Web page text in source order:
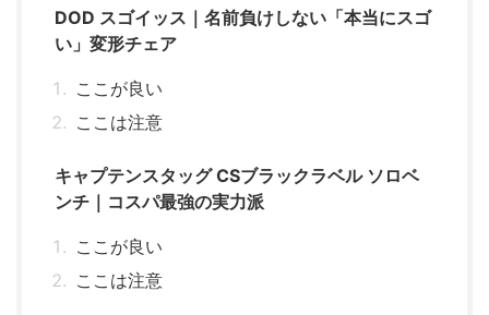
DOD スゴイッス｜名前負けしない「本当にスゴ
い」変形チェア
ここが良い
ここは注意
キャプテンスタッグ CSブラックラベル ソロベ
ンチ｜コスパ最強の実力派
ここが良い
ここは注意